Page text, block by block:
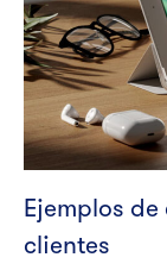
Ejemplos
clientes